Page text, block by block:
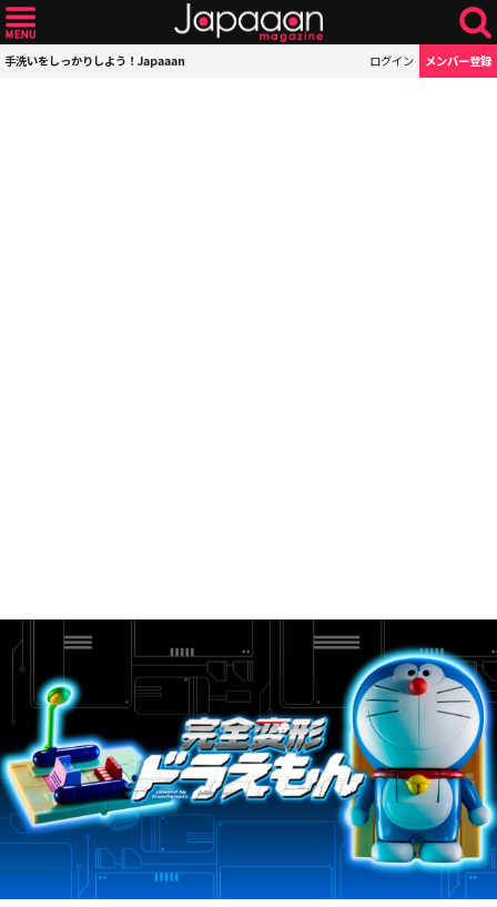
手洗いをしっかりしよう！Japaaan ログイン メンバー登録